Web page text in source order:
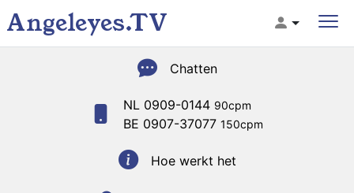
Angeleyes.TV
Chatten
NL 0909-0144 90cpm
BE 0907-37077 150cpm
Hoe werkt het